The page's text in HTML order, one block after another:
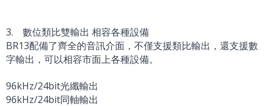
3. 數位類比雙輸出 相容各種設備
BR13配備了齊全的音訊介面，不僅支援類比輸出，還支援數
字輸出，可以相容市面上各種設備。
96kHz/24bit光纖輸出
96kHz/24bit同軸輸出